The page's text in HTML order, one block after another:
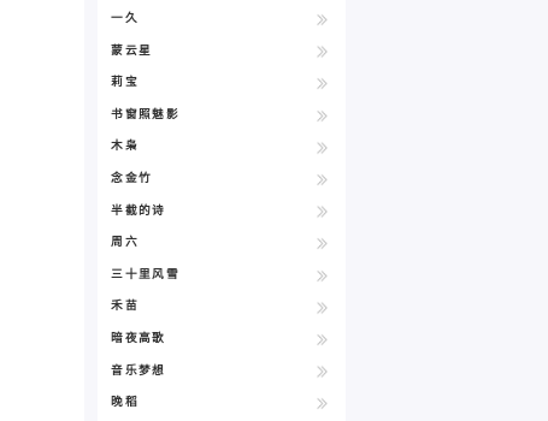
一久
蒙云星
莉宝
书窗照魅影
木枭
念金竹
半截的诗
周六
三十里风雪
禾苗
暗夜高歌
音乐梦想
晚稻